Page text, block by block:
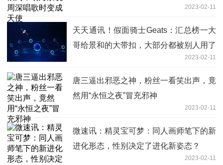
2023-02-11
天天通讯！假面骑士Geats：汇总榜一大
哥给景和的大带扣，大部分都被别人用了
2023-02-11
唐三逼出邪恶之神，粉丝一看笑出声，竟
然用“永恒之夜”冒充邪神
2023-02-11
微速讯：精灵宝可梦：同人画师笔下的新
进化形态，性别决定了进化新姿态？
2023-02-11